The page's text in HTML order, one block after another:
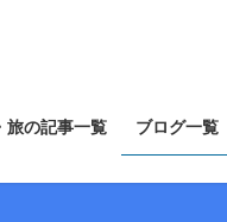
旅の記事一覧 ブログ一覧